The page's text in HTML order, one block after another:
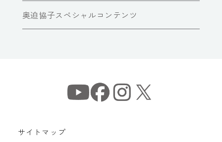
奥迫協子スペシャルコンテンツ
サイトマップ